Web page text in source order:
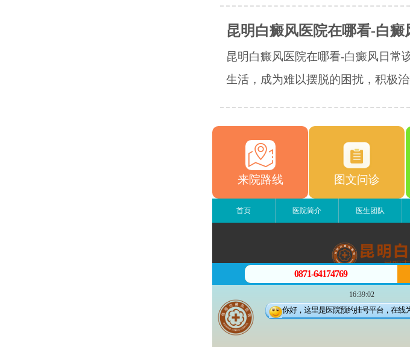
昆明白癜风医院在哪看-白
昆明白癜风医院在哪看-白癜风日常
生活，成为难以摆脱的困扰，积极
来院路线 图文问诊
首页 医院简介 医生团队
昆明白
昆明市五华区
版权所有：昆
联系电话：
0871-64174769
16:39:02
你好，这里是医院预约挂号平台，在线